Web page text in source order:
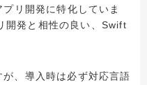
リ開発に特化していま
開発と相性の良い、Swift
、導入時は必ず対応言語